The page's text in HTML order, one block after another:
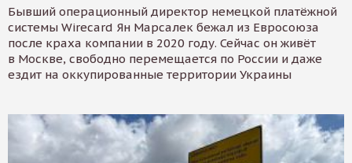
Бывший операционный директор немецкой платёжной
системы Wirecard Ян Марсалек бежал из Евросоюза
после краха компании в 2020 году. Сейчас он живёт
в Москве, свободно перемещается по России и даже
ездит на оккупированные территории Украины